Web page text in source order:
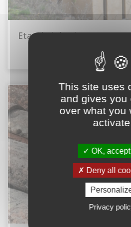
Etancheité toiture-terrasse
This site uses
and gives you
over what you
activate
OK, accept
Deny all
Privacy